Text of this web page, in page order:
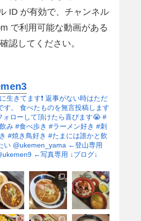
ID が有効で、チャンネル
で利用可能な動画がある
認してください。
生きてます❗ 返事がない時はただ
す。
食べたものを無言投稿します
ォローして頂けたら喜びます😭#
み #食べ歩き #ラーメン好き #刺
#焼き鳥好き #たまには誰かと飲
い @ukemen_yama ←登山専用
←写真専用 ↓ブログ↓